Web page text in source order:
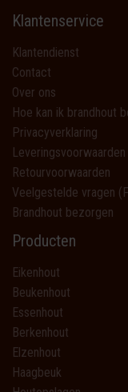
Klantenservice
Klantendienst
Contact
Over ons
Hoe kan ik brandhout
Privacyverklaring
Leveringsvoorwaarden
Retourvoorwaarden
Veelgestelde vragen
Brandhout bezorgen
Producten
Eikenhout
Beukenhout
Essenhout
Berkenhout
Elzenhout
Haagbeuk